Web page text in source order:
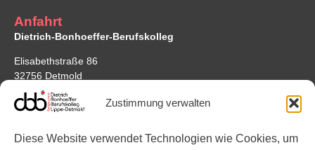
Zustimmung verwalten
Diese Website verwendet Technologien wie Cookies, um
Anfahrt
Dietrich-Bonhoeffer-Berufskolleg
Elisabethstraße 86
32756 Detmold
Google Maps